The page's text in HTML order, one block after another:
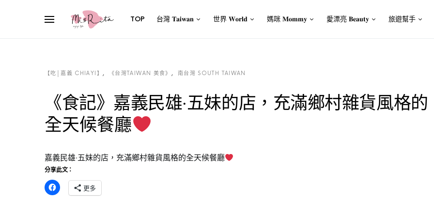
TOP 台灣 𝐓𝐚𝐢𝐰𝐚𝐧 世界 𝐖𝐨𝐫𝐥𝐝 媽咪 𝐌𝐨𝐦𝐦𝐲 愛漂亮 𝐁𝐞𝐚𝐮𝐭𝐲 旅遊幫手
【吃│嘉義 CHIAYI】 《台灣TAIWAN 美食》 南台灣 SOUTH TAIWAN
《食記》嘉義民雄‧五妹的店，充滿鄉村雜貨風格的
全天候餐廳
嘉義民雄‧五妹的店，充滿鄉村雜貨風格的全天候餐廳
分享此文：
更多